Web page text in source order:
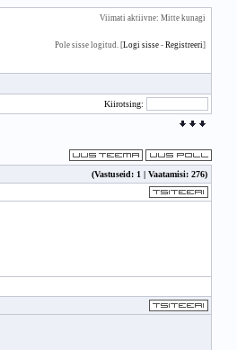
Viimati aktiivne: Mitte kunagi
Pole sisse logitud. [Logi sisse - Registreeri]
Kiirotsing:
(Vastuseid: 1 | Vaatamisi: 276)